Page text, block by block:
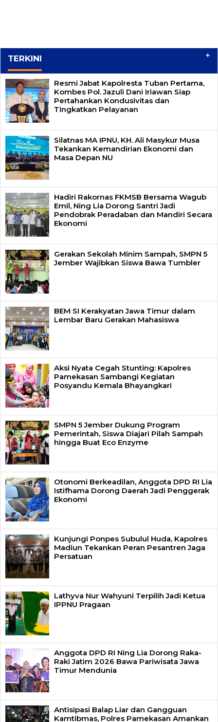
TERKINI +
Resmi Jabat Kapolresta Tuban Pertama,
Kombes Pol. Jazuli Dani Iriawan Siap
Pertahankan Kondusivitas dan
Tingkatkan Pelayanan
Silatnas MA IPNU, KH. Ali Masykur Musa
Tekankan Kemandirian Ekonomi dan
Masa Depan NU
Hadiri Rakornas FKMSB Bersama Wagub
Emil, Ning Lia Dorong Santri Jadi
Pendobrak Peradaban dan Mandiri Secara
Ekonomi
Gerakan Sekolah Minim Sampah, SMPN 5
Jember Wajibkan Siswa Bawa Tumbler
BEM SI Kerakyatan Jawa Timur dalam
Lembar Baru Gerakan Mahasiswa
Aksi Nyata Cegah Stunting: Kapolres
Pamekasan Sambangi Kegiatan
Posyandu Kemala Bhayangkari
SMPN 5 Jember Dukung Program
Pemerintah, Siswa Diajari Pilah Sampah
hingga Buat Eco Enzyme
Otonomi Berkeadilan, Anggota DPD RI Lia
Istifhama Dorong Daerah Jadi Penggerak
Ekonomi
Kunjungi Ponpes Subulul Huda, Kapolres
Madiun Tekankan Peran Pesantren Jaga
Persatuan
Lathyva Nur Wahyuni Terpilih Jadi Ketua
IPPNU Pragaan
Anggota DPD RI Ning Lia Dorong Raka-
Raki Jatim 2026 Bawa Pariwisata Jawa
Timur Mendunia
Antisipasi Balap Liar dan Gangguan
Kamtibmas, Polres Pamekasan Amankan